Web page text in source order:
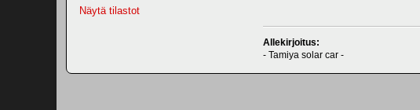
Näytä tilastot
Allekirjoitus:
- Tamiya solar car -